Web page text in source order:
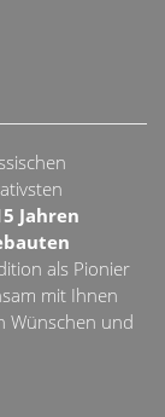
Jahren
als Pionier
mit Ihnen
Wünschen und